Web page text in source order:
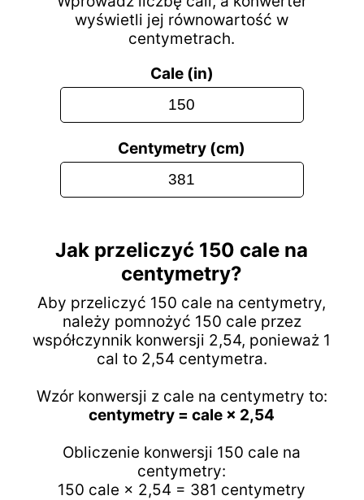
wyświetli jej równowartość w
centymetrach.
Cale (in)
Centymetry (cm)
Jak przeliczyć 150 cale na
centymetry?
Aby przeliczyć 150 cale na centymetry,
należy pomnożyć 150 cale przez
współczynnik konwersji 2,54, ponieważ 1
cal to 2,54 centymetra.
Wzór konwersji z cale na centymetry to:
centymetry = cale × 2,54
Obliczenie konwersji 150 cale na
centymetry:
150 cale × 2,54 = 381 centymetry